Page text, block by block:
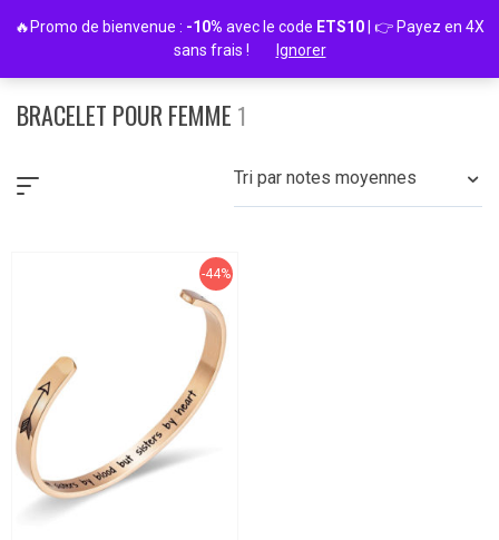
BRACELET POUR FEMME 1
Tri par notes moyennes
-44%
🔥Promo de bienvenue : -10% avec le code ETS10 | 👉 Payez en 4X
sans frais !
Ignorer